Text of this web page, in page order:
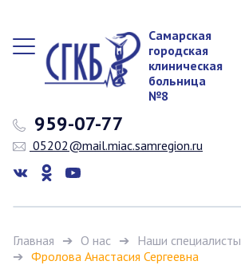
Самарская
городская
клиническая
больница
№8
959-07-77
05202@mail.miac.samregion.ru
Главная О нас
Наши специалисты
Фролова Анастасия Сергеевна